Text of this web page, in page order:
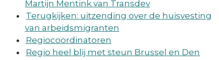
Martijn Mentink van Transdev
Terugkijken: uitzending over de huisvesting
van arbeidsmigranten
Regiocoördinatoren
Regio heel blij met steun Brussel en Den